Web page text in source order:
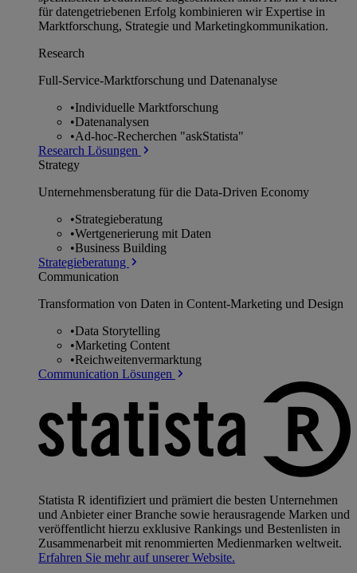
für datengetriebenen Erfolg kombinieren wir Expertise in
Marktforschung, Strategie und Marketingkommunikation.
Research
Full-Service-Marktforschung und Datenanalyse
•Individuelle Marktforschung
•Datenanalysen
•Ad-hoc-Recherchen "askStatista"
Research Lösungen
Strategy
Unternehmens­beratung für die Data-Driven Economy
•Strategieberatung
•Wertgenerierung mit Daten
•Business Building
Strategieberatung
Communication
Transformation von Daten in Content-Marketing und Design
•Data Storytelling
•Marketing Content
•Reichweitenvermarktung
Communication Lösungen
Statista R identifiziert und prämiert die besten Unternehmen
und Anbieter einer Branche sowie herausragende Marken und
veröffentlicht hierzu exklusive Rankings und Bestenlisten in
Zusammenarbeit mit renommierten Medienmarken weltweit.
Erfahren Sie mehr auf unserer Website.